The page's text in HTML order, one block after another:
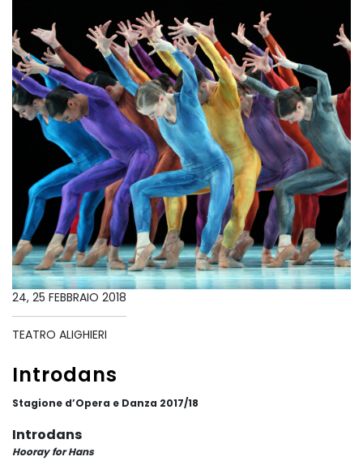
24, 25 FEBBRAIO 2018
TEATRO ALIGHIERI
Introdans
Stagione d’Opera e Danza 2017/18
Introdans
Hooray for Hans